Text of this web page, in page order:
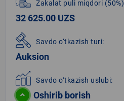
Zakalat puli miqdori (50%)
32 625.00 UZS
Savdo o‘tkazish turi:
Auksion
Savdo o‘tkazish uslubi:
Oshirib borish